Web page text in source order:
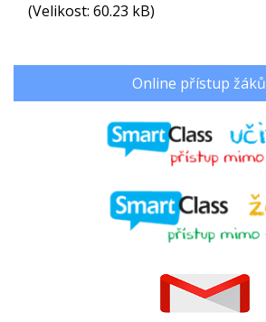
(Velikost: 60.23 kB)
Online přístup žáků